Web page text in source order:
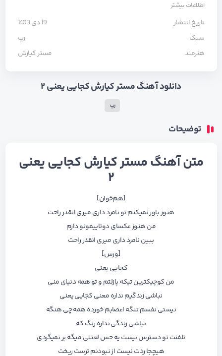
اطلاعات بیشتر
تاریخ انتشار
19 دی 1403
سبک
رپ
هنرمند
مستر کیارش
دانلود آهنگ مستر کیارش کجایی یعنی ۲
رپ
توضیحات
متن آهنگ مستر کیارش کجایی یعنی
۲
[هم‌خوان]
هنوز باور نمیکنم تو نامرد داری میری انقدر راحت
من هنوز عکسای دوتاییمونو دارم
ببین نامرد داری میری انقدر راحت
[ورس]
کجایی یعنی
من کوچیکترین تیکه پازلتم و تو همه دنیای منی
نباشی زندگیم نداره معنی کجایی یعنی
نیستی نفسم تنگه اعصابم خورده همه چی هنگه
نباشی زندگی نداره رنگ که
تلفنت تو دسترس نیست یه حس لعنتی میگه بر نمیگردی
هیچجا ردت نیست از نبودنم ترست ریخت